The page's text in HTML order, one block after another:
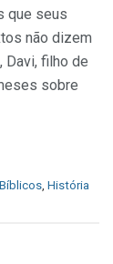
que seus
não dizem
Davi, filho de
sobre
História